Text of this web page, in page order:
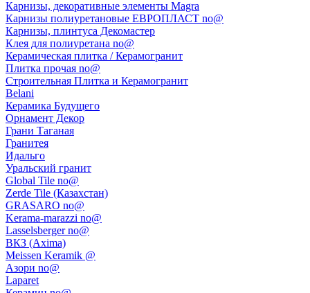
Карнизы, декоративные элементы Magra
Карнизы полиуретановые ЕВРОПЛАСТ no@
Карнизы, плинтуса Декомастер
Клея для полиуретана no@
Керамическая плитка / Керамогранит
Плитка прочая no@
Строительная Плитка и Керамогранит
Belani
Керамика Будущего
Орнамент Декор
Грани Таганая
Гранитея
Идальго
Уральский гранит
Global Tile no@
Zerde Tile (Казахстан)
GRASARO no@
Kerama-marazzi no@
Lasselsberger no@
ВКЗ (Axima)
Meissen Keramik @
Азори no@
Laparet